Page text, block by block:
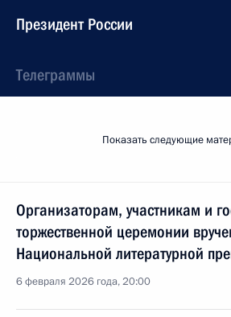
Президент России
Телеграммы
Показать следующие
Организаторам, участникам и
торжественной церемонии
Национальной литературной
6 февраля 2026 года, 20:00